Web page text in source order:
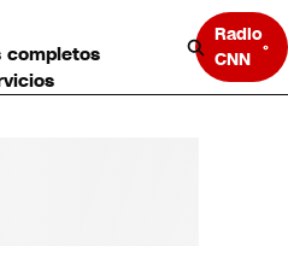
completos
Radio
CNN